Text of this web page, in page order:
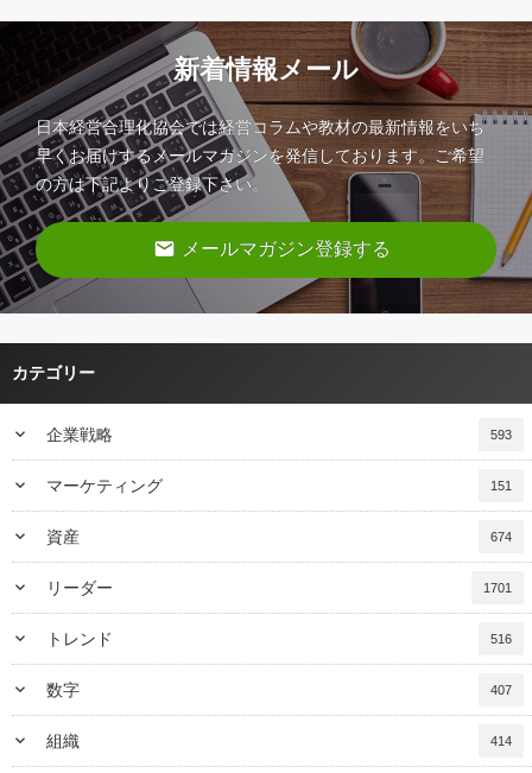
新着情報メール
日本経営合理化協会では経営コラムや教材の最新情報をいち
早くお届けするメールマガジンを発信しております。ご希望
の方は下記よりご登録下さい。
email メールマガジン登録する
カテゴリー
keyboard_arrow_down 企業戦略 593
keyboard_arrow_down マーケティング 151
keyboard_arrow_down 資産 674
keyboard_arrow_down リーダー 1701
keyboard_arrow_down トレンド 516
keyboard_arrow_down 数字 407
keyboard_arrow_down 組織 414